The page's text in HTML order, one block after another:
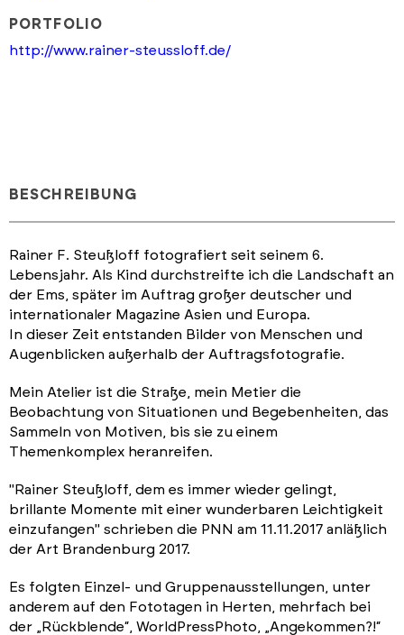
PORTFOLIO
http://www.rainer-steussloff.de/
BESCHREIBUNG
Rainer F. Steußloff fotografiert seit seinem 6.
Lebensjahr. Als Kind durchstreifte ich die Landschaft an
der Ems, später im Auftrag großer deutscher und
internationaler Magazine Asien und Europa.
In dieser Zeit entstanden Bilder von Menschen und
Augenblicken außerhalb der Auftragsfotografie.
Mein Atelier ist die Straße, mein Metier die
Beobachtung von Situationen und Begebenheiten, das
Sammeln von Motiven, bis sie zu einem
Themenkomplex heranreifen.
"Rainer Steußloff, dem es immer wieder gelingt,
brillante Momente mit einer wunderbaren Leichtigkeit
einzufangen" schrieben die PNN am 11.11.2017 anläßlich
der Art Brandenburg 2017.
Es folgten Einzel- und Gruppenausstellungen, unter
anderem auf den Fototagen in Herten, mehrfach bei
der „Rückblende“, WorldPressPhoto, „Angekommen?!“